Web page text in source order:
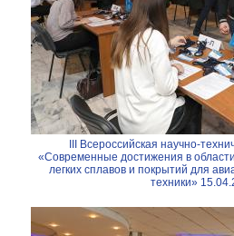
III Всероссийская научно-
«Современные достижения в
легких сплавов и покрытий для
техники»